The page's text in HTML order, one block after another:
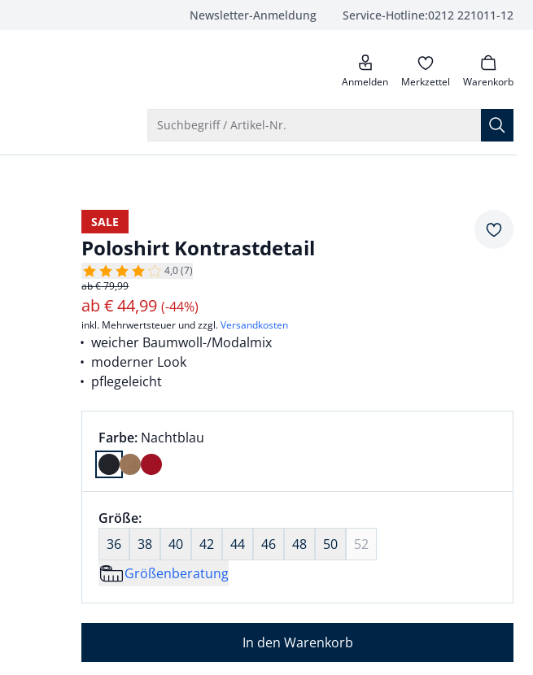
Newsletter-Anmeldung Service-Hotline:0212 221011-12
anrufen
Anmelden Merkzettel Warenkorb
Suchbegriff / Artikel-Nr.
SALE
Poloshirt Kontrastdetail
4,0 (7)
ab € 79,99
ab€44,99(-44%)
inkl. Mehrwertsteuer und zzgl.Versandkosten
weicher Baumwoll-/Modalmix
moderner Look
pflegeleicht
Farbauswahl:
Farbe: aktuell ausgewählt:
Nachtblau
Farbe Nachtblau ausgewählt
Größenauswahl:
Größe:nichts ausgewählt
36
38 40 42 44 46 48 50
52
Größenberatung
In den Warenkorb